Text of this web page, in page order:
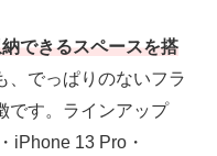
できるスペースを搭
、でっぱりのないフラ
です。ラインアップ
iPhone 13 Pro・